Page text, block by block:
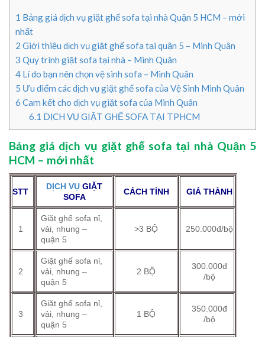
1 Bảng giá dịch vụ giặt ghế sofa tại nhà Quận 5 HCM – mới
nhất
2 Giới thiệu dịch vụ giặt ghế sofa tại quận 5 – Minh Quân
3 Quy trình giặt sofa tại nhà – Minh Quân
4 Lí do bạn nên chọn vệ sinh sofa – Minh Quân
5 Ưu điểm các dịch vụ giặt ghế sofa của Vệ Sinh Minh Quân
6 Cam kết cho dịch vụ giặt sofa của Minh Quân
6.1 DỊCH VỤ GIẶT GHẾ SOFA TẠI TPHCM
Bảng giá dịch vụ giặt ghế sofa tại nhà Quận 5
HCM – mới nhất
STT
DỊCH VỤ GIẶT
SOFA
CÁCH TÍNH GIÁ THÀNH
1
Giặt ghế sofa nỉ,
vải, nhung –
quận 5
>3 BỘ 250.000đ/bộ
2
Giặt ghế sofa nỉ,
vải, nhung –
quận 5
2 BỘ
300.000đ
/bộ
3
Giặt ghế sofa nỉ,
vải, nhung –
quận 5
1 BỘ
350.000đ
/bộ